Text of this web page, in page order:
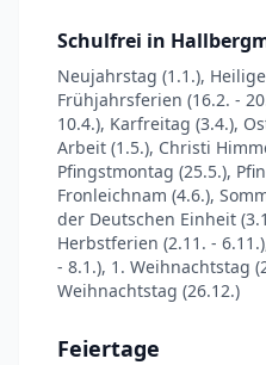
Schulfrei in
Neujahrstag (1.1.),
Frühjahrsferien (16.2. -
10.4.), Karfreitag (3.4.),
Arbeit (1.5.), Christi
Pfingstmontag (25.5.),
Fronleichnam (4.6.),
der Deutschen Einheit
Herbstferien (2.11. -
- 8.1.), 1. Weihnachtstag
Weihnachtstag (26.12.)
Feiertage